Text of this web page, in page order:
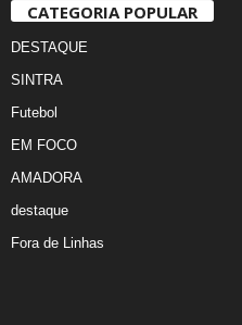
CATEGORIA POPULAR
DESTAQUE
SINTRA
Futebol
EM FOCO
AMADORA
destaque
Fora de Linhas